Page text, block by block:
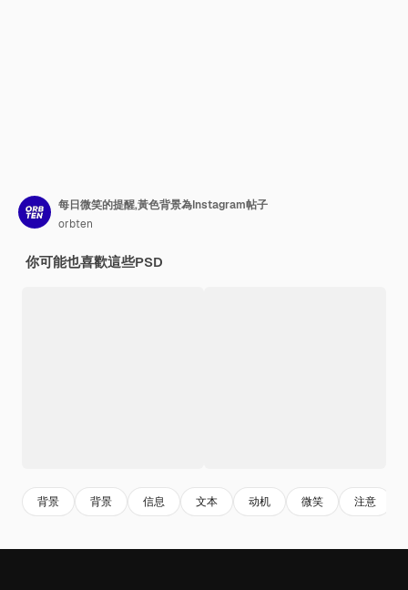
每日微笑的提醒,黃色背景為Instagram帖子
orbten
你可能也喜歡這些PSD
背景 背景 信息 文本 动机 微笑 注意